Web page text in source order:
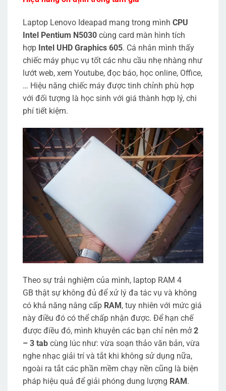
Laptop Lenovo Ideapad mang trong mình CPU
Intel Pentium N5030 cùng card màn hình tích
hợp Intel UHD Graphics 605. Cá nhân mình thấy
chiếc máy phục vụ tốt các nhu cầu nhẹ nhàng như
lướt web, xem Youtube, đọc báo, học online, Office,
… Hiệu năng chiếc máy được tinh chỉnh phù hợp
với đối tượng là học sinh với giá thành hợp lý, chi
phí tiết kiệm.
Theo sự trải nghiệm của mình, laptop RAM 4
GB thật sự không đủ để xử lý đa tác vụ và không
có khả năng nâng cấp RAM , tuy nhiên với mức giá
này điều đó có thể chấp nhận được. Để hạn chế
được điều đó, mình khuyên các bạn chỉ nên mở2
– 3 tab cùng lúc như: vừa soạn thảo văn bản, vừa
nghe nhạc giải trí và tắt khi không sử dụng nữa,
ngoài ra tắt các phần mềm chạy nền cũng là biện
pháp hiệu quả để giải phóng dung lượng RAM .